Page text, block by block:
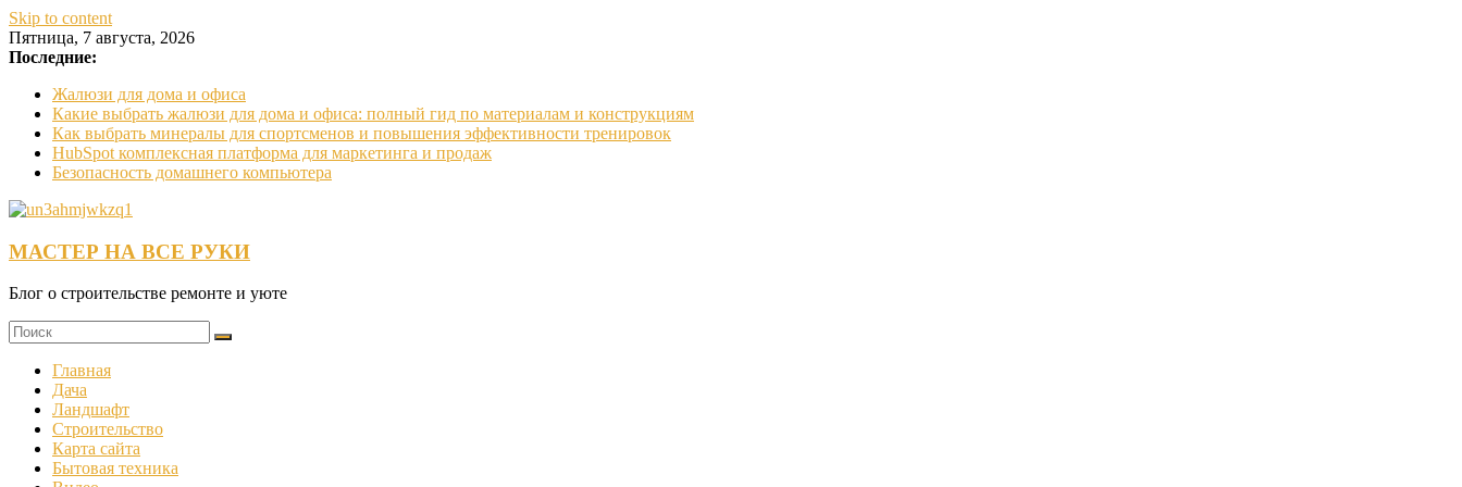
Skip to content
Пятница, 7 августа, 2026
Последние:
Жалюзи для дома и офиса
Какие выбрать жалюзи для дома и офиса: полный гид по материалам и конструкциям
Как выбрать минералы для спортсменов и повышения эффективности тренировок
HubSpot комплексная платформа для маркетинга и продаж
Безопасность домашнего компьютера
МАСТЕР НА ВСЕ РУКИ
Блог о строительстве ремонте и уюте
Главная
Дача
Ландшафт
Строительство
Карта сайта
Бытовая техника